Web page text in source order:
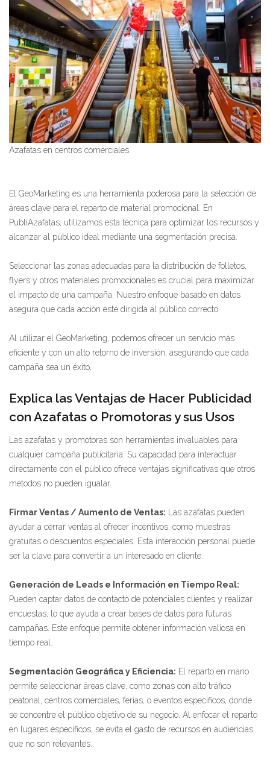
Azafatas en centros comerciales
El GeoMarketing es una herramienta poderosa para la selección de
áreas clave para el reparto de material promocional. En
PubliAzafatas, utilizamos esta técnica para optimizar los recursos y
alcanzar al público ideal mediante una segmentación precisa.
Seleccionar las zonas adecuadas para la distribución de folletos,
flyers y otros materiales promocionales es crucial para maximizar
el impacto de una campaña. Nuestro enfoque basado en datos
asegura que cada acción esté dirigida al público correcto.
Al utilizar el GeoMarketing, podemos ofrecer un servicio más
eficiente y con un alto retorno de inversión, asegurando que cada
campaña sea un éxito.
Explica las Ventajas de Hacer Publicidad
con Azafatas o Promotoras y sus Usos
Las azafatas y promotoras son herramientas invaluables para
cualquier campaña publicitaria. Su capacidad para interactuar
directamente con el público ofrece ventajas significativas que otros
métodos no pueden igualar.
Firmar Ventas / Aumento de Ventas: Las azafatas pueden
ayudar a cerrar ventas al ofrecer incentivos, como muestras
gratuitas o descuentos especiales. Esta interacción personal puede
ser la clave para convertir a un interesado en cliente.
Generación de Leads e Información en Tiempo Real:
Pueden captar datos de contacto de potenciales clientes y realizar
encuestas, lo que ayuda a crear bases de datos para futuras
campañas. Este enfoque permite obtener información valiosa en
tiempo real.
Segmentación Geográfica y Eficiencia: El reparto en mano
permite seleccionar áreas clave, como zonas con alto tráfico
peatonal, centros comerciales, ferias, o eventos específicos, donde
se concentre el público objetivo de su negocio. Al enfocar el reparto
en lugares específicos, se evita el gasto de recursos en audiencias
que no son relevantes.